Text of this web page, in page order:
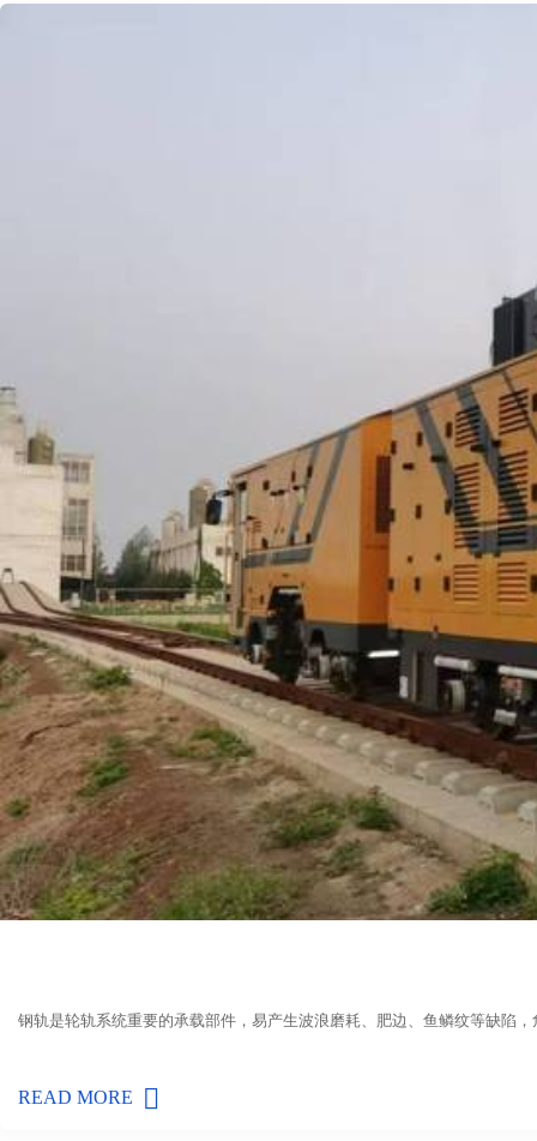
钢轨是轮轨系统重要的承载部件，易产生波浪磨耗、肥边、鱼鳞纹等缺陷
READ MORE